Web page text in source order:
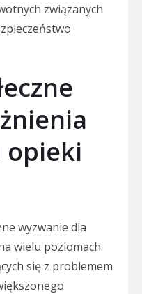
związanych
opieki
wyzwanie dla
wielu poziomach.
się z problemem